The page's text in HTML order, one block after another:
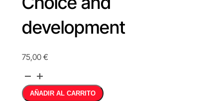
development
75,00 €
Course:
Game
Model.
AÑADIR AL CARRITO Alternative: